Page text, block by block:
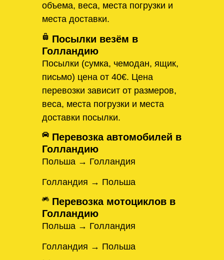
объема, веса, места погрузки и
места доставки.
Посылки везём в
Голландию
Посылки (сумка, чемодан, ящик,
письмо) цена от 40€. Цена
перевозки зависит от размеров,
веса, места погрузки и места
доставки посылки.
Перевозка автомобилей в
Голландию
Польша → Голландия
Голландия → Польша
Перевозка мотоциклов в
Голландию
Польша → Голландия
Голландия → Польша